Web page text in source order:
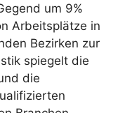
um 9%
Arbeitsplätze in
Bezirken zur
spiegelt die
die